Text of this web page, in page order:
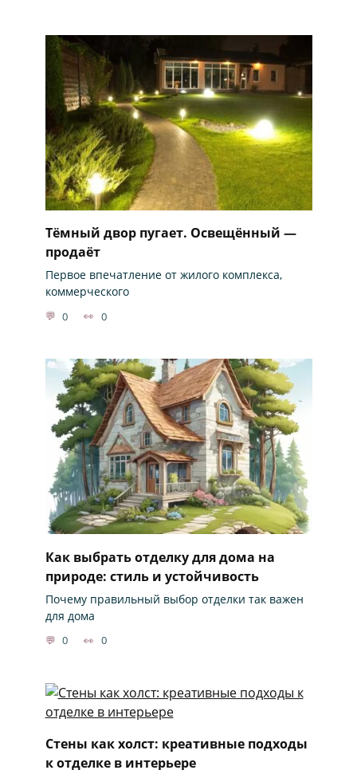
Тёмный двор пугает. Освещённый —
продаёт
Первое впечатление от жилого комплекса,
коммерческого
0 0
Как выбрать отделку для дома на
природе: стиль и устойчивость
Почему правильный выбор отделки так важен
для дома
0 0
Стены как холст: креативные подходы
к отделке в интерьере